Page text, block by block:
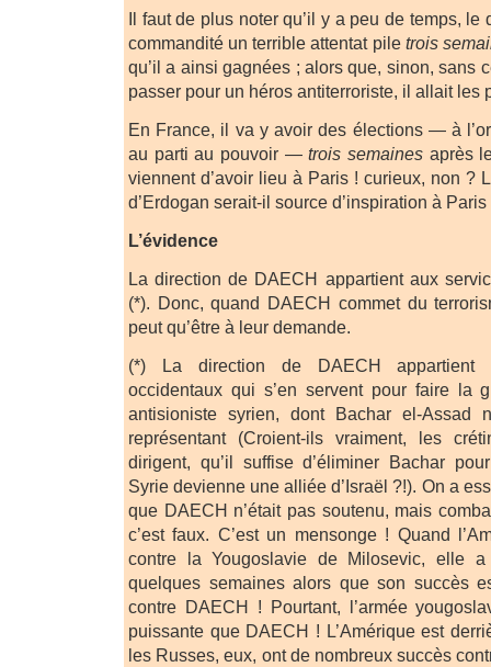
Il faut de plus noter qu’il y a peu de temps, le
commandité un terrible attentat pile trois
qu’il a ainsi gagnées ; alors que, sinon, sans
passer pour un héros antiterroriste, il allait les
En France, il va y avoir des élections — à
au parti au pouvoir —trois semainesaprès
viennent d’avoir lieu à Paris ! curieux, non ?
d’Erdogan serait-il source d’inspiration à Paris
L’évidence
La direction de DAECH appartient aux
(*). Donc, quand DAECH commet du
peut qu’être à leur demande.
(*) La direction de DAECH appartient
occidentaux qui s’en servent pour faire la
antisioniste syrien, dont Bachar el-Assad
représentant (Croient-ils vraiment, les
dirigent, qu’il suffise d’éliminer Bachar
Syrie devienne une alliée d’Israël ?!). On a
que DAECH n’était pas soutenu, mais
c’est faux. C’est un mensonge ! Quand
contre la Yougoslavie de Milosevic, elle
quelques semaines alors que son succès
contre DAECH ! Pourtant, l’armée
puissante que DAECH ! L’Amérique est
les Russes, eux, ont de nombreux succès